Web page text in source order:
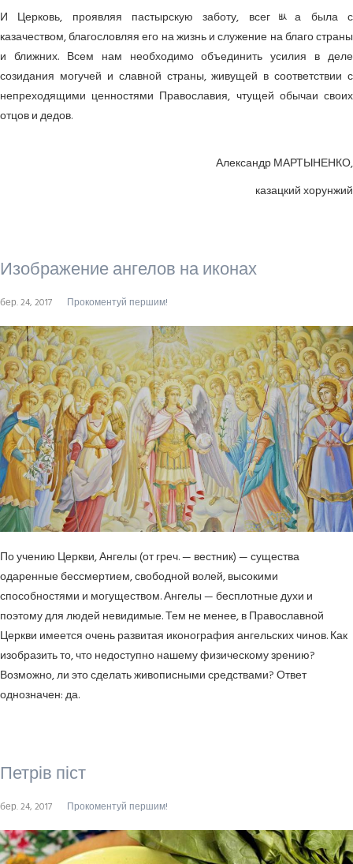
И Церковь, проявляя пастырскую заботу, всегﾴа была с
казачеством, благословляя его на жизнь и служение на благо страны
и ближних. Всем нам необходимо объединить усилия в деле
созидания могучей и славной страны, живущей в соответствии с
непреходящими ценностями Православия, чтущей обычаи своих
отцов и дедов.
Александр МАРТЫНЕНКО,
казацкий хорунжий
Изображение ангелов на иконах
бер. 24, 2017 Прокоментуй першим!
По учению Церкви, Ангелы (от греч. — вестник) — существа
одаренные бессмертием, свободной волей, высокими
способностями и могуществом. Ангелы — бесплотные духи и
поэтому для людей невидимые. Тем не менее, в Православной
Церкви имеется очень развитая иконография ангельских чинов. Как
изобразить то, что недоступно нашему физическому зрению?
Возможно, ли это сделать живописными средствами? Ответ
однозначен: да.
Петрів піст
бер. 24, 2017 Прокоментуй першим!